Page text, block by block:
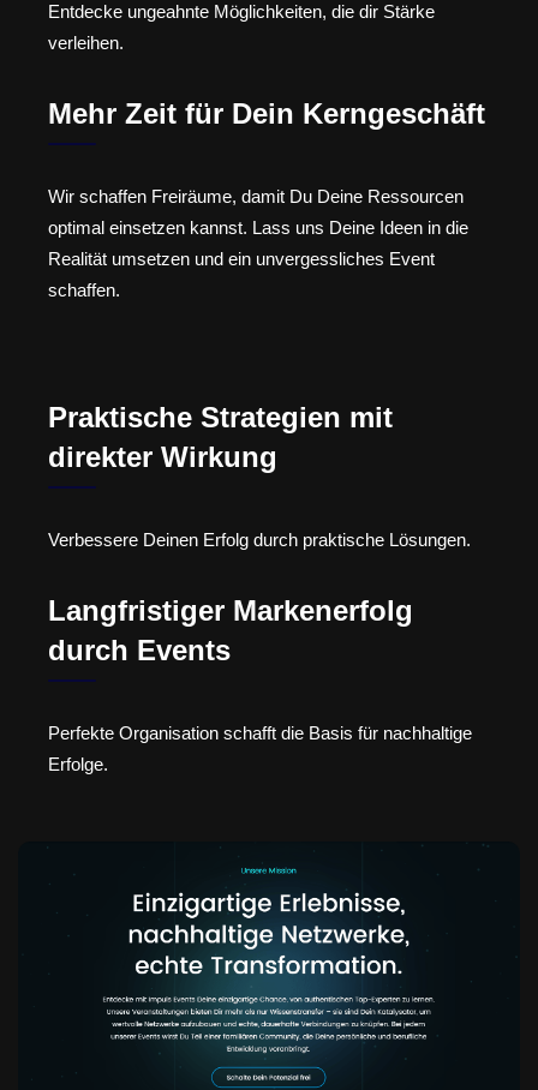
Entdecke ungeahnte Möglichkeiten, die dir Stärke
verleihen.
Mehr Zeit für Dein Kerngeschäft
Wir schaffen Freiräume, damit Du Deine Ressourcen
optimal einsetzen kannst. Lass uns Deine Ideen in die
Realität umsetzen und ein unvergessliches Event
schaffen.
Praktische Strategien mit
direkter Wirkung
Verbessere Deinen Erfolg durch praktische Lösungen.
Langfristiger Markenerfolg
durch Events
Perfekte Organisation schafft die Basis für nachhaltige
Erfolge.